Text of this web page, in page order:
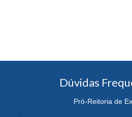
Dúvidas
Pró-Reitoria de